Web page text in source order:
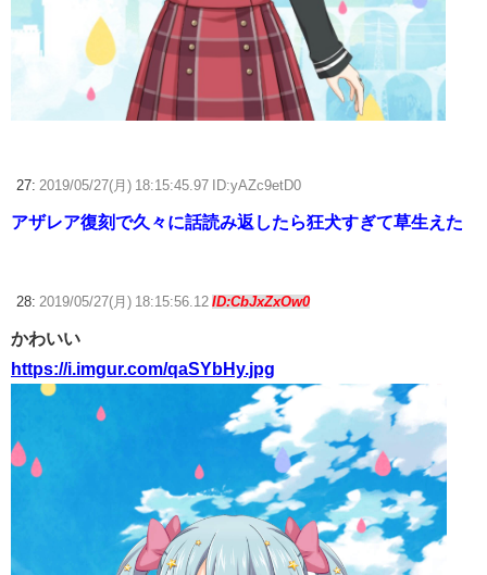
27: 2019/05/27(月) 18:15:45.97 ID:yAZc9etD0
アザレア復刻で久々に話読み返したら狂犬すぎて草生えた
28: 2019/05/27(月) 18:15:56.12 ID:CbJxZxOw0
かわいい
https://i.imgur.com/qaSYbHy.jpg